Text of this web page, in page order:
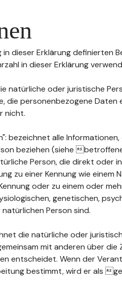
dieser Erklärung definierten
in dieser Erklärung
natürliche oder juristische
die personenbezogene Daten
nicht.
bezeichnet alle
beziehen (siehe
Person, die direkt oder
zu einer Kennung wie einem
oder zu einem oder
genetischen,
Person sind.
die natürliche oder
mit anderen über
entscheidet. Wenn der
bestimmt, wird er als